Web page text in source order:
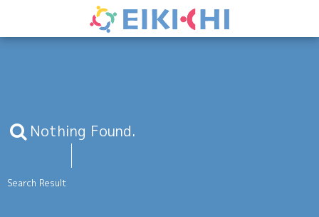
Nothing Found.
Search Result